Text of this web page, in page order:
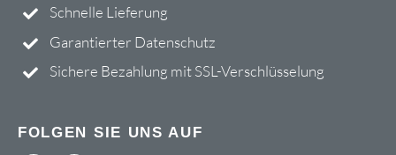
Schnelle Lieferung
Garantierter Datenschutz
Sichere Bezahlung mitSSL-Verschlüsselung
FOLGEN SIE UNS AUF